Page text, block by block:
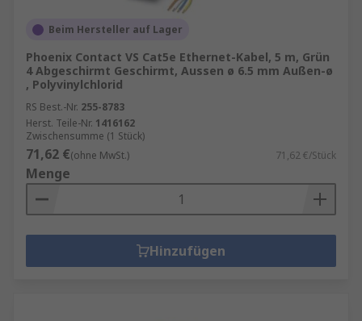
Anschließen verschiedener anderer Geräte wie
Scanner, Modems und Telefone. Anzumerken ist,
dass eine Peer-to-Peer-Verbindung zwischen
zwei Computern ein "Überkreuz-Kabel
verwendet werden muss, meist als "Null-Modem-
Patchkabel" bezeichnet.
Beim Hersteller auf Lager
Phoenix Contact VS Cat5e Ethernet-Kabel, 5 m, Grün
4 Abgeschirmt Geschirmt, Aussen ø 6.5 mm Außen-ø
, Polyvinylchlorid
RS Best.-Nr. 255-8783
Herst. Teile-Nr. 1416162
Zwischensumme (1 Stück)
71,62 €(ohne MwSt.) 71,62 €/Stück
Menge
Hinzufügen